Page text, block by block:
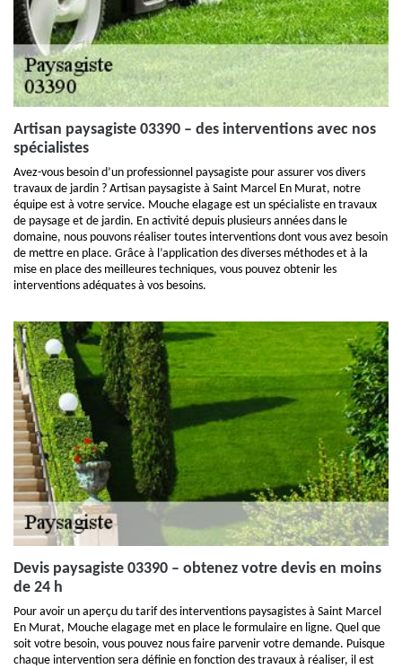
Artisan paysagiste 03390 – des interventions avec nos
spécialistes
Avez-vous besoin d’un professionnel paysagiste pour assurer vos divers
travaux de jardin ? Artisan paysagiste à Saint Marcel En Murat, notre
équipe est à votre service. Mouche elagage est un spécialiste en travaux
de paysage et de jardin. En activité depuis plusieurs années dans le
domaine, nous pouvons réaliser toutes interventions dont vous avez besoin
de mettre en place. Grâce à l’application des diverses méthodes et à la
mise en place des meilleures techniques, vous pouvez obtenir les
interventions adéquates à vos besoins.
Devis paysagiste 03390 – obtenez votre devis en moins
de 24 h
Pour avoir un aperçu du tarif des interventions paysagistes à Saint Marcel
En Murat, Mouche elagage met en place le formulaire en ligne. Quel que
soit votre besoin, vous pouvez nous faire parvenir votre demande. Puisque
chaque intervention sera définie en fonction des travaux à réaliser, il est